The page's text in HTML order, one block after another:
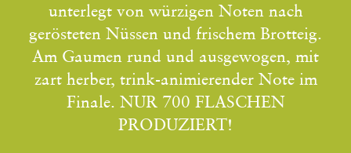
unterlegt von würzigen Noten nach
gerösteten Nüssen und frischem Brotteig.
Am Gaumen rund und ausgewogen, mit
zart herber, trink-animierender Note im
Finale. NUR 700 FLASCHEN
PRODUZIERT!